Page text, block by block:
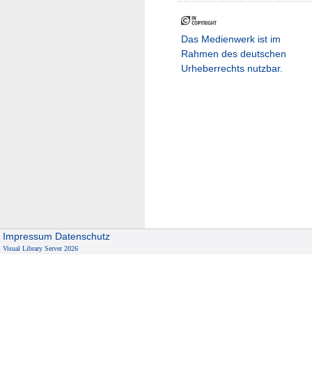
Das Medienwerk ist im
Rahmen des deutschen
Urheberrechts nutzbar.
Impressum Datenschutz
Visual Library Server 2026